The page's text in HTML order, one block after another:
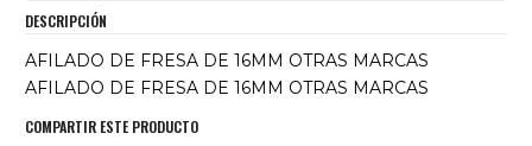
DESCRIPCIÓN
AFILADO DE FRESA DE 16MM OTRAS MARCAS
AFILADO DE FRESA DE 16MM OTRAS MARCAS
COMPARTIR ESTE PRODUCTO